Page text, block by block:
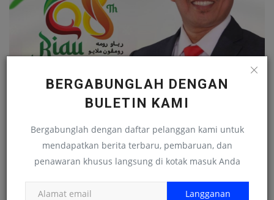
BERGABUNGLAH DENGAN
BULETIN KAMI
Bergabunglah dengan daftar pelanggan kami untuk
mendapatkan berita terbaru, pembaruan, dan
penawaran khusus langsung di kotak masuk Anda
Langganan